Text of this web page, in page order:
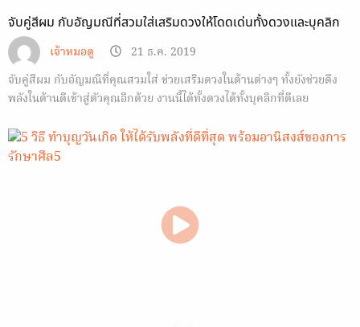
จับคู่สีผม กับอัญมณีที่สวมใส่เสริมดวงให้โดดเด่นทั้งดวงและบุคลิก
เจ้าหมอดู
21 ธ.ค. 2019
จับคู่สีผม กับอัญมณีที่คุณสวมใส่ ช่วยเสริมดวงในด้านต่างๆ ทั้งยังช่วยดึง
พลังในด้านดีเข้าสู่ตัวคุณอีกด้วย งานนี้ได้ทั้งดวงได้ทั้งบุคลิกที่ดีเลย